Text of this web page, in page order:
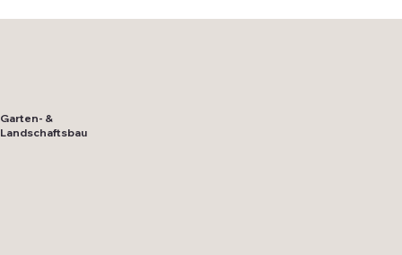
Garten- &
Landschaftsbau